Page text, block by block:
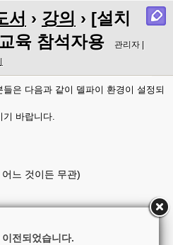
서 › 강의 › [설치
육 참석자용
관리자 |
은 다음과 같이 델파이 환경이 설정되
기 바랍니다.
느 것이든 무관)
키텍트 에디션으로 설치
전되었습니다.